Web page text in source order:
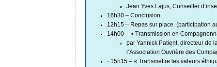
Jean Yves Lajus, Conseiller
16h30 – Conclusion
12h15 – Repas sur place. (participation
14h00 – « Transmission en
par Yannick Patient, directeur de
l’Association Ouvrière des
· 15h15 – « Transmettre les valeurs